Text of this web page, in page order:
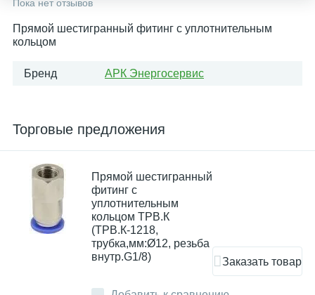
Пока нет отзывов
Прямой шестигранный фитинг с уплотнительным
кольцом
Бренд АРК Энергосервис
Торговые предложения
Прямой шестигранный
фитинг с
уплотнительным
кольцом ТРВ.К
(ТРВ.К-1218,
трубка,мм:Ø12, резьба
внутр.G1/8)
Заказать товар